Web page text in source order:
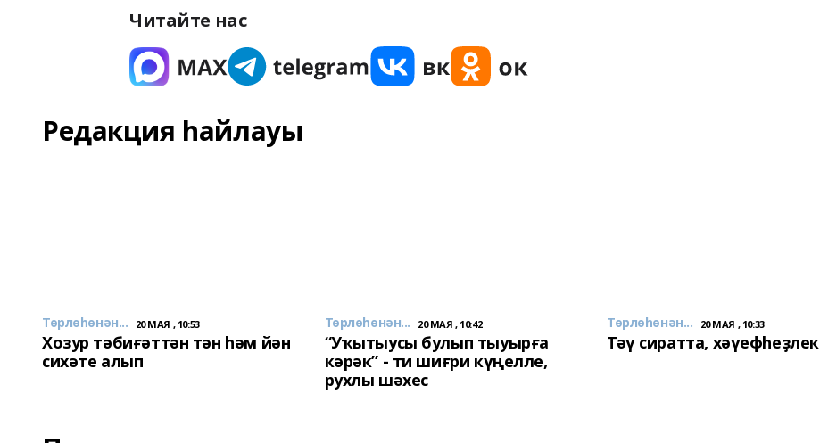
Читайте нас
Редакция һайлауы
Төрлөһөнән... 20 МАЯ , 10:53
Хозур тәбиғәттән тән һәм йән
сихәте алып
Төрлөһөнән... 20 МАЯ , 10:42
“Уҡытыусы булып тыуырға
кәрәк” - ти шиғри күңелле,
рухлы шәхес
Төрлөһөнән... 20 МАЯ , 10:33
Тәү сиратта, хәүефһеҙлек